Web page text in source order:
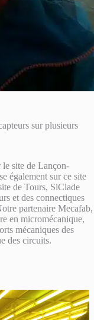
sur plusieurs
le site de Lançon-
également sur ce site
de Tours, SiClade
et des connectiques
partenaire Mecafab,
en micromécanique,
mécaniques des
des circuits.